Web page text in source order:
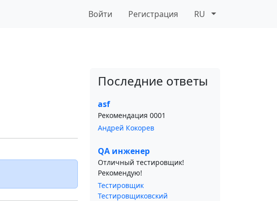
Войти Регистрация RU
Последние ответы
asf
Рекомендация 0001
Андрей Кокорев
QA инженер
Отличный тестировщик!
Рекомендую!
Тестировщик
Тестировщиковский